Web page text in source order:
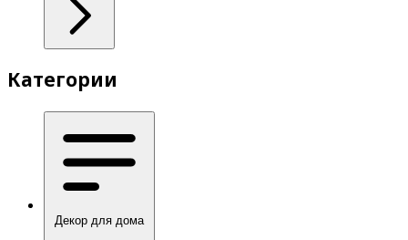
Категории
Декор для дома